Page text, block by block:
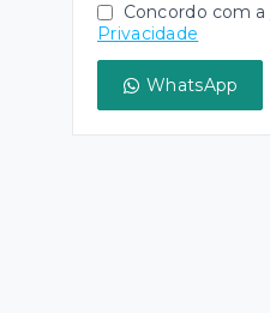
Concordo com a
Privacidade
WhatsApp